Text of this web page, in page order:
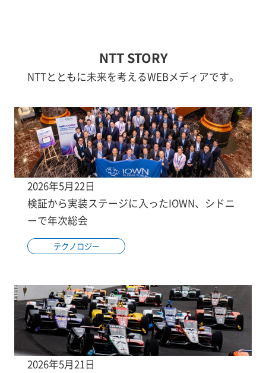
NTT STORY
NTTとともに未来を考えるWEBメディアです。
2026年5月22日
検証から実装ステージに入ったIOWN、シドニ
ーで年次総会
テクノロジー
2026年5月21日